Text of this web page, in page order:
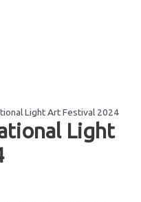
Light Art Festival 2024
Light